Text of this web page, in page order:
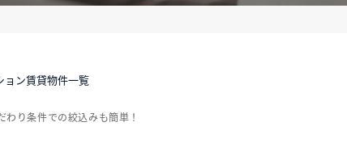
ョン賃貸物件一覧
り条件での絞込みも簡単！